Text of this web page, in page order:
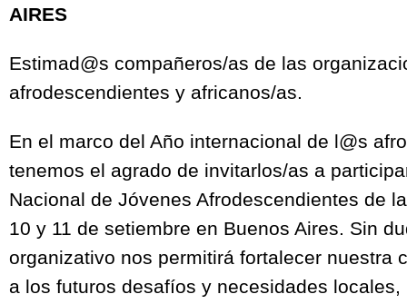
AIRES
Estimad@s compañeros/as de las
afrodescendientes y africanos/as.
En el marco del Año internacional de l@s
tenemos el agrado de invitarlos/as a
Nacional de Jóvenes Afrodescendientes de
10 y 11 de setiembre en Buenos Aires. Sin
organizativo nos permitirá fortalecer nuestra
a los futuros desafíos y necesidades